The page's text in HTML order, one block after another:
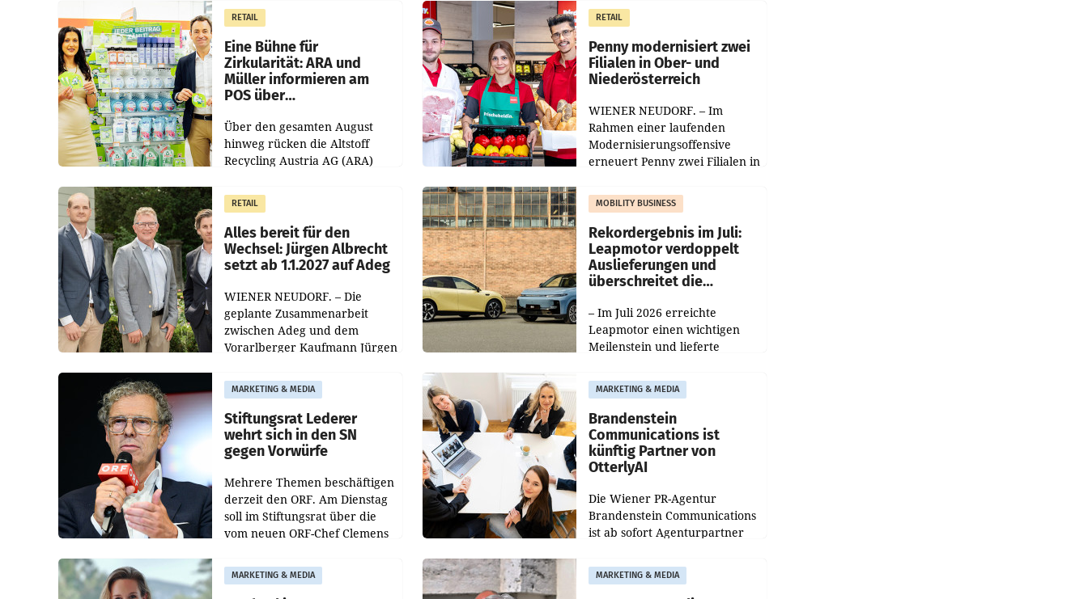
erwirtschaftet, was einem Plus
von 3,8 Prozent gegenüber
dem Vergleichszeitraum
gemacht und die
Markterwartung deutlich
übertroffen.
RETAIL
Eine Bühne für
Zirkularität: ARA und
Müller informieren am
POS über
Über den gesamten August
hinweg rücken die Altstoff
Recycling Austria AG (ARA)
Müller die Initiative „Kreislauf-
Helden“ in allen
österreichischen Müller-Filialen
RETAIL
Penny modernisiert zwei
Filialen in Ober- und
Niederösterreich
WIENER NEUDORF. – Im
Rahmen einer laufenden
Modernisierungsoffensive
erneuert Penny zwei Filialen in
Die beiden Standorte liegen in
Haag sowie im rund
RETAIL
Alles bereit für den
Wechsel: Jürgen Albrecht
setzt ab 1.1.2027 auf Adeg
WIENER NEUDORF. – Die
geplante Zusammenarbeit
zwischen Adeg und dem
Vorarlberger Kaufmann Jürgen
freigegeben: Die
Bundeswettbewerbsbehörde
und der Bundeskartellanwalt
MOBILITY BUSINESS
Rekordergebnis im Juli:
Leapmotor verdoppelt
Auslieferungen und
überschreitet die
– Im Juli 2026 erreichte
Leapmotor einen wichtigen
Meilenstein und lieferte
aus, womit sich das Ergebnis
gegenüber Juli 2025 mehr als
verdoppelte (+102
MARKETING & MEDIA
Stiftungsrat Lederer
wehrt sich in den SN
gegen Vorwürfe
Mehrere Themen beschäftigen
derzeit den ORF. Am Dienstag
soll im Stiftungsrat über die
vom neuen ORF-Chef Clemens
Besetzungen für die
Direktionen abgestimmt
MARKETING & MEDIA
Brandenstein
Communications ist
künftig Partner von
OtterlyAI
Die Wiener PR-Agentur
Brandenstein Communications
ist ab sofort Agenturpartner
Optimierungsplattform
OtterlyAI. Damit baut die
MARKETING & MEDIA MARKETING & MEDIA